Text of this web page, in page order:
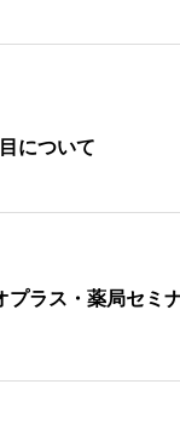
について
ラス・薬局セミ